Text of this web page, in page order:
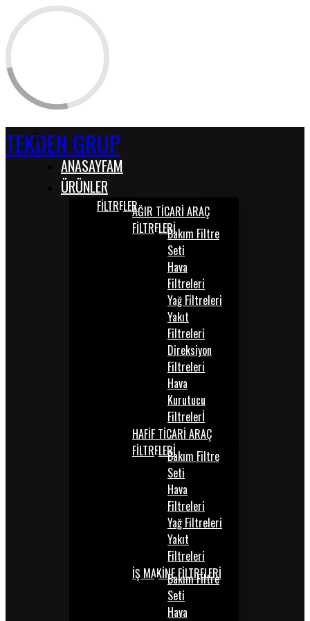
TEKDEN GRUP
ANASAYFAM
ÜRÜNLER
FİLTRELERAĞIR TİCARİ ARAÇ
FİLTRELERİBakım Filtre
Seti
Hava
Filtreleri
Yağ Filtreleri
Yakıt
Filtreleri
Direksiyon
Filtreleri
Hava
Kurutucu
Filtrelerİ
HAFİF TİCARİ ARAÇ
FİLTRELERİBakım Filtre
Seti
Hava
Filtreleri
Yağ Filtreleri
Yakıt
Filtreleri
İŞ MAKİNE FİLTRELERİ
Bakım Filtre
Seti
Hava